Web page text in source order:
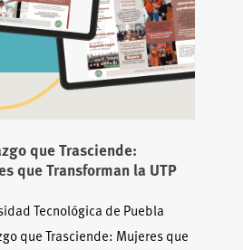
que Trasciende:
que Transforman la UTP
Tecnológica de Puebla
que Trasciende: Mujeres que